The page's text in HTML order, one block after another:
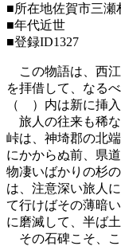
■所在地佐賀市三瀬
■年代近世
■登録ID1327
この物語は、西
を拝借して、なる
（ ）内は新に挿入
旅人の往来も稀な
峠は、神埼郡の北
にかからぬ前、県
物凄いばかりの杉
は、注意深い旅人
て行けばその薄暗
に磨滅して、半ば
その石碑こそ、